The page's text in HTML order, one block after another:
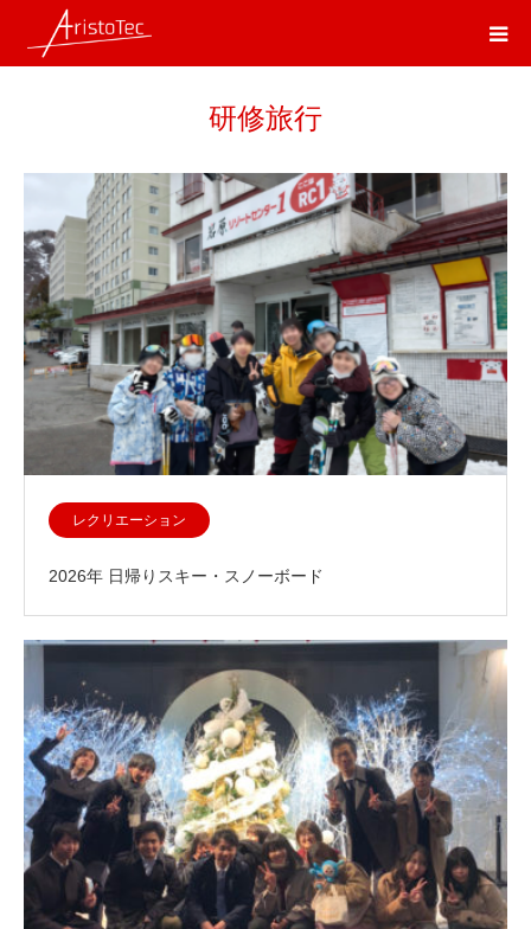
ホームEVENT
研修旅行
レクリエーション
2026年 日帰りスキー・スノーボード